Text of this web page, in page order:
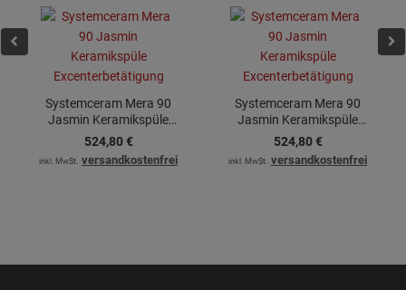
Systemceram Mera 90
Jasmin Keramikspüle
Excenterbetätigung
524,80 €
inkl. MwSt. versandkostenfrei
Systemceram Mera 90
Jasmin Keramikspüle
Excenterbetätigung
524,80 €
inkl. MwSt. versandkostenfrei